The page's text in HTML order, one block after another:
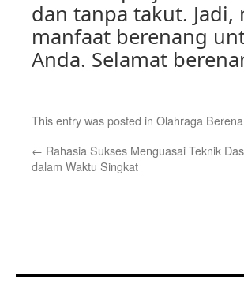
dan tanpa takut.
manfaat berenang
Anda. Selamat
This entry was posted in Olahraga
← Rahasia Sukses Menguasai Teknik
dalam Waktu Singkat